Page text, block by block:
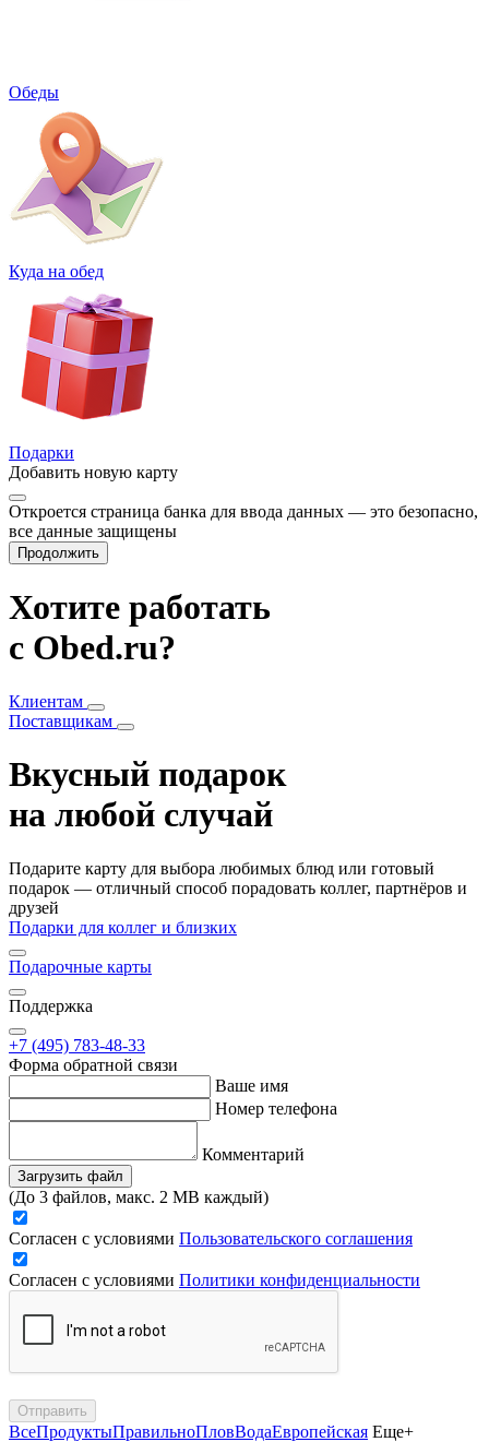
Обеды
Куда на обед
Подарки
Добавить новую карту
Откроется страница банка для ввода данных — это безопасно,
все данные защищены
Продолжить
Хотите работать
с Obed.ru?
Клиентам
Поставщикам
Вкусный подарок
на любой случай
Подарите карту для выбора любимых блюд или готовый
подарок — отличный способ порадовать коллег, партнёров и
друзей
Подарки для коллег и близких
Подарочные карты
Поддержка
+7 (495) 783-48-33
Форма обратной связи
Ваше имя
Номер телефона
Комментарий
Загрузить файл
(До 3 файлов, макс. 2 MB каждый)
Согласен с условиями Пользовательского соглашения
Согласен с условиями Политики конфиденциальности
Отправить
ВсеПродуктыПравильноПловВодаЕвропейская Еще+